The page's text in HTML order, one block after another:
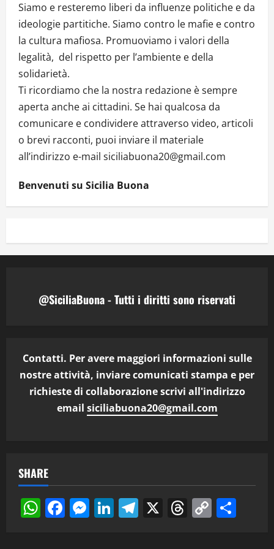
Siamo e resteremo liberi da influenze politiche e da
ideologie partitiche. Siamo contro le mafie e contro
la cultura mafiosa. Promuoviamo i valori della
legalità, del rispetto per l’ambiente e della
solidarietà.
Ti ricordiamo che la nostra redazione è sempre
aperta anche ai cittadini. Se hai qualcosa da
comunicare e condividere attraverso video, articoli
o brevi racconti, puoi inviare il materiale
all’indirizzo e-mail siciliabuona20@gmail.com
Benvenuti su Sicilia Buona
@SiciliaBuona - Tutti i diritti sono riservati
Contatti. Per avere maggiori informazioni sulle
nostre attività, inviare comunicati stampa e per
richieste di collaborazione scrivi all'indirizzo
email siciliabuona20@gmail.com
SHARE
WhatsApp
Facebook
Messenger
LinkedIn
Telegram
X Threads
Copy